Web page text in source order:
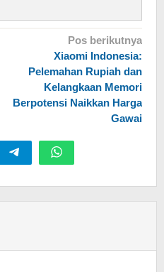
Pos berikutnya
Xiaomi Indonesia:
Pelemahan Rupiah dan
Kelangkaan Memori
Berpotensi Naikkan Harga
Gawai